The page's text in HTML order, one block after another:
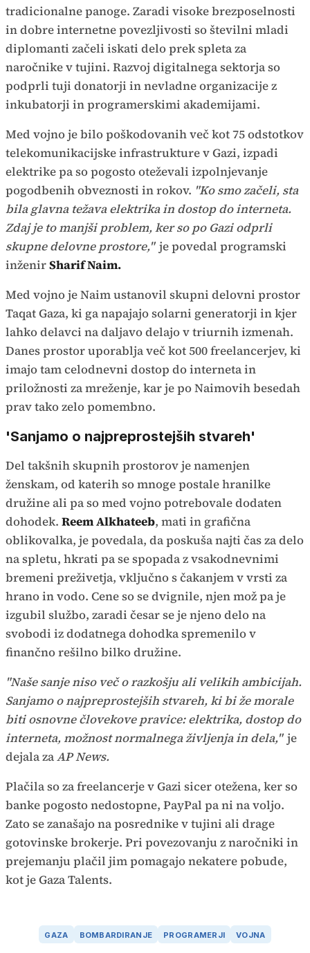
tradicionalne panoge. Zaradi visoke brezposelnosti
in dobre internetne povezljivosti so številni mladi
diplomanti začeli iskati delo prek spleta za
naročnike v tujini. Razvoj digitalnega sektorja so
podprli tuji donatorji in nevladne organizacije z
inkubatorji in programerskimi akademijami.
Med vojno je bilo poškodovanih več kot 75 odstotkov
telekomunikacijske infrastrukture v Gazi, izpadi
elektrike pa so pogosto oteževali izpolnjevanje
pogodbenih obveznosti in rokov. "Ko smo začeli, sta
bila glavna težava elektrika in dostop do interneta.
Zdaj je to manjši problem, ker so po Gazi odprli
skupne delovne prostore," je povedal programski
inženirSharif Naim.
Med vojno je Naim ustanovil skupni delovni prostor
Taqat Gaza, ki ga napajajo solarni generatorji in kjer
lahko delavci na daljavo delajo v triurnih izmenah.
Danes prostor uporablja več kot 500 freelancerjev, ki
imajo tam celodnevni dostop do interneta in
priložnosti za mreženje, kar je po Naimovih besedah
prav tako zelo pomembno.
'Sanjamo o najpreprostejših stvareh'
Del takšnih skupnih prostorov je namenjen
ženskam, od katerih so mnoge postale hranilke
družine ali pa so med vojno potrebovale dodaten
dohodek. Reem Alkhateeb, mati in grafična
oblikovalka, je povedala, da poskuša najti čas za delo
na spletu, hkrati pa se spopada z vsakodnevnimi
bremeni preživetja, vključno s čakanjem v vrsti za
hrano in vodo. Cene so se dvignile, njen mož pa je
izgubil službo, zaradi česar se je njeno delo na
svobodi iz dodatnega dohodka spremenilo v
finančno rešilno bilko družine.
"Naše sanje niso več o razkošju ali velikih ambicijah.
Sanjamo o najpreprostejših stvareh, ki bi že morale
biti osnovne človekove pravice: elektrika, dostop do
interneta, možnost normalnega življenja in dela," je
dejala zaAP News.
Plačila so za freelancerje v Gazi sicer otežena, ker so
banke pogosto nedostopne, PayPal pa ni na voljo.
Zato se zanašajo na posrednike v tujini ali drage
gotovinske brokerje. Pri povezovanju z naročniki in
prejemanju plačil jim pomagajo nekatere pobude,
kot je Gaza Talents.
GAZA BOMBARDIRANJE PROGRAMERJI VOJNA